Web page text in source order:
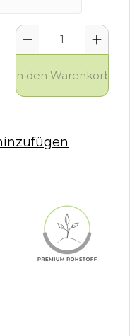
In den Warenkorb